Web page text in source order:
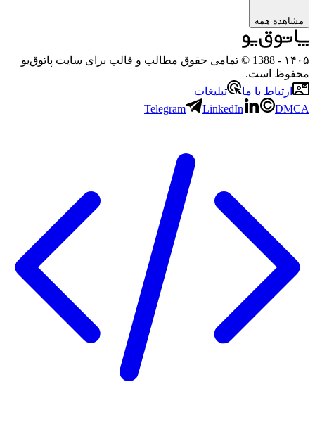
همه
- 1388 © تمامی حقوق مطالب و قالب برای سایت پاتوق‌یو
است.
با ما
تبلیغات
Telegram
LinkedIn